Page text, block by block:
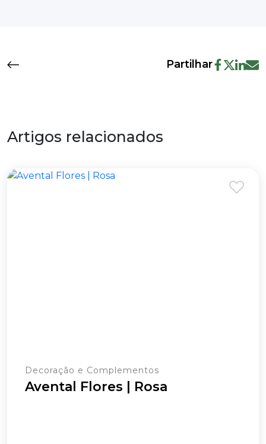
Partilhar
Artigos relacionados
Decoração e Complementos
Avental Flores | Rosa